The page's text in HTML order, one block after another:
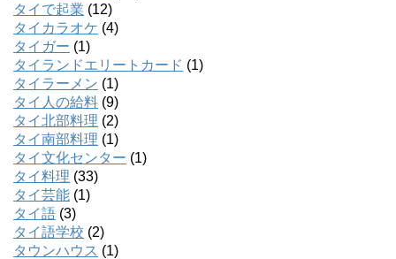
タイで起業 (12)
タイカラオケ (4)
タイガー (1)
タイランドエリートカード (1)
タイラーメン (1)
タイ人の給料 (9)
タイ北部料理 (2)
タイ南部料理 (1)
タイ文化センター (1)
タイ料理 (33)
タイ芸能 (1)
タイ語 (3)
タイ語学校 (2)
タウンハウス (1)